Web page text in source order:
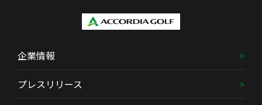
企業情報
プレスリリース